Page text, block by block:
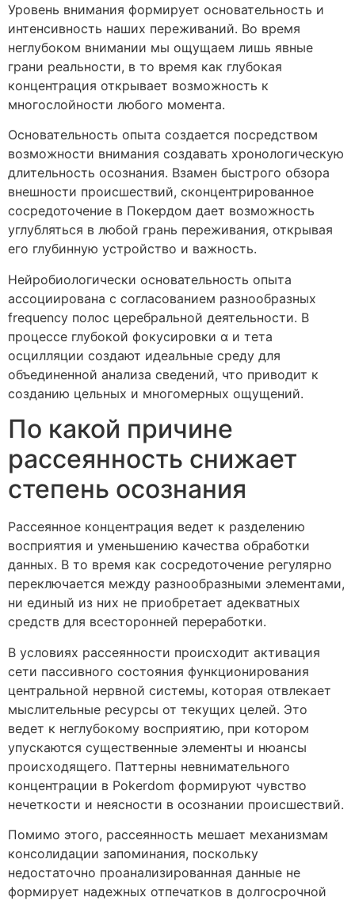
Уровень внимания формирует основательность и
интенсивность наших переживаний. Во время
неглубоком внимании мы ощущаем лишь явные
грани реальности, в то время как глубокая
концентрация открывает возможность к
многослойности любого момента.
Основательность опыта создается посредством
возможности внимания создавать хронологическую
длительность осознания. Взамен быстрого обзора
внешности происшествий, сконцентрированное
сосредоточение в Покердом дает возможность
углубляться в любой грань переживания, открывая
его глубинную устройство и важность.
Нейробиологически основательность опыта
ассоциирована с согласованием разнообразных
frequency полос церебральной деятельности. В
процессе глубокой фокусировки α и тета
осцилляции создают идеальные среду для
объединенной анализа сведений, что приводит к
созданию цельных и многомерных ощущений.
По какой причине
рассеянность снижает
степень осознания
Рассеянное концентрация ведет к разделению
восприятия и уменьшению качества обработки
данных. В то время как сосредоточение регулярно
переключается между разнообразными элементами,
ни единый из них не приобретает адекватных
средств для всесторонней переработки.
В условиях рассеянности происходит активация
сети пассивного состояния функционирования
центральной нервной системы, которая отвлекает
мыслительные ресурсы от текущих целей. Это
ведет к неглубокому восприятию, при котором
упускаются существенные элементы и нюансы
происходящего. Паттерны невнимательного
концентрации в Pokerdom формируют чувство
нечеткости и неясности в осознании происшествий.
Помимо этого, рассеянность мешает механизмам
консолидации запоминания, поскольку
недостаточно проанализированная данные не
формирует надежных отпечатков в долгосрочной